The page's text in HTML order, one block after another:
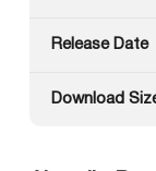
Release Date
Download